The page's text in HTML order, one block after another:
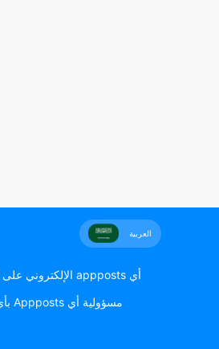
العربية